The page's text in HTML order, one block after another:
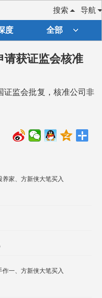
导航
搜索
度 全部
请获证监会核准
监会批复，核准公司非
家、方新侠大笔买入
一、方新侠大笔买入